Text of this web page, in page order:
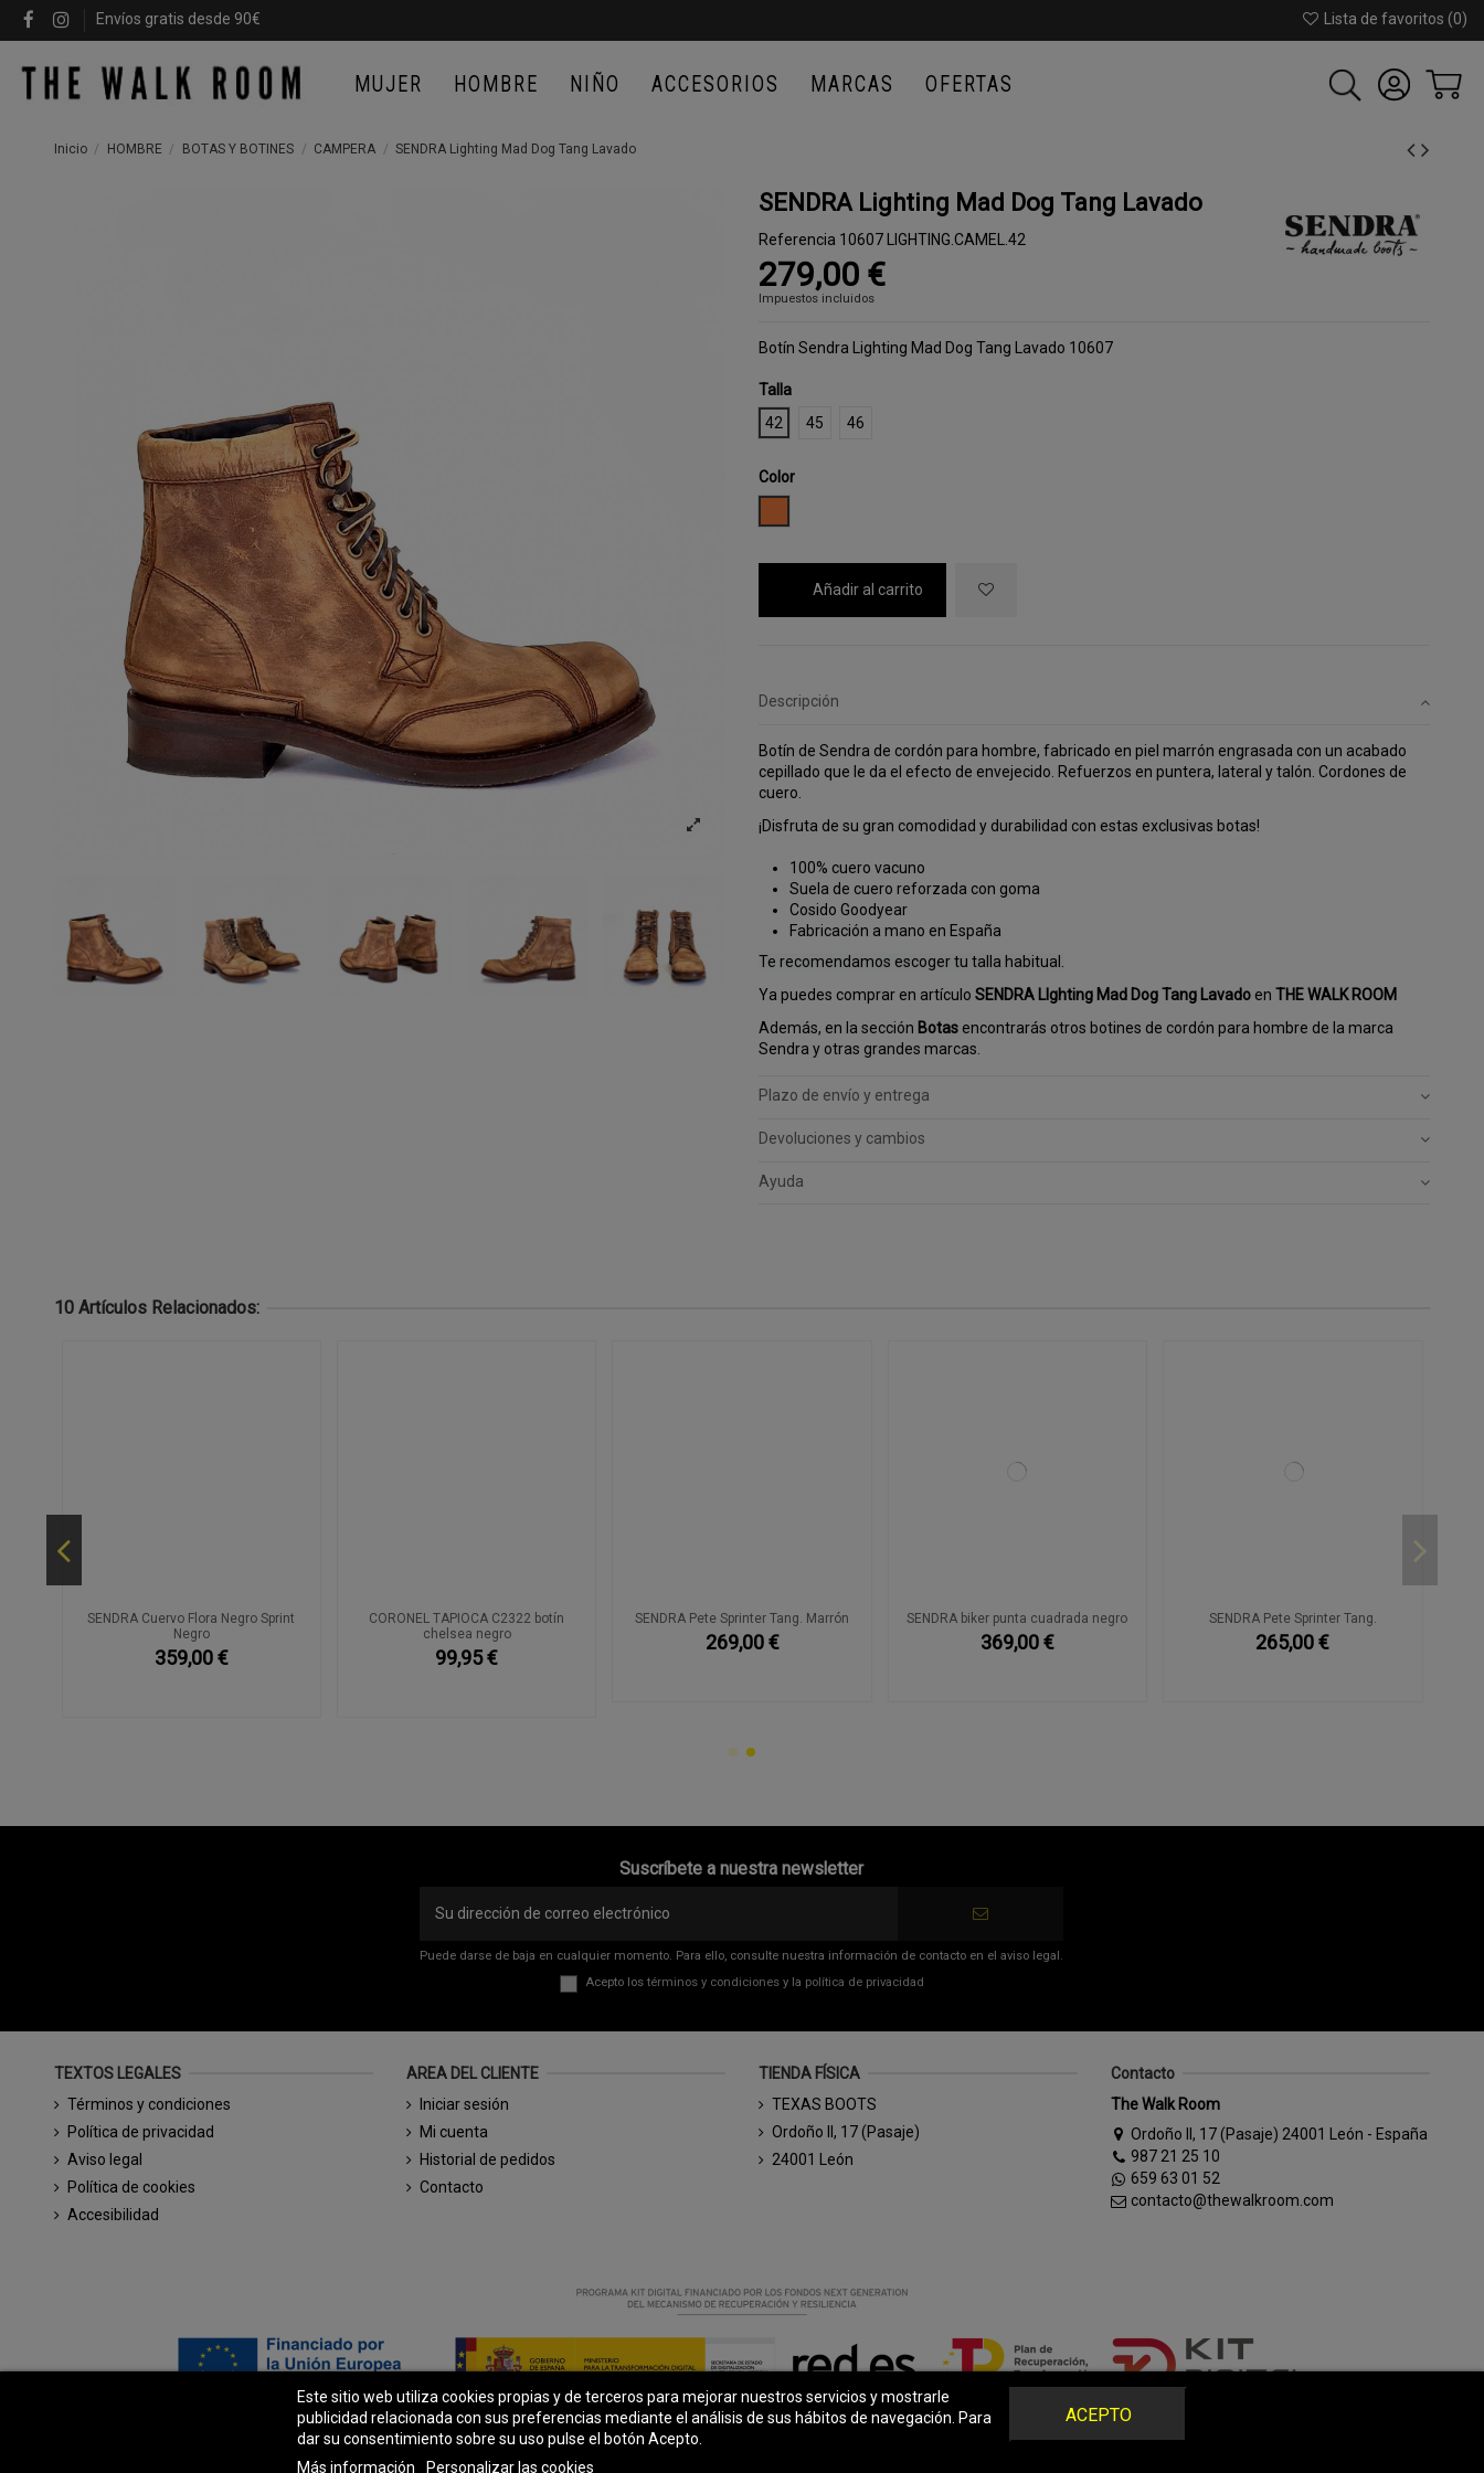
Envíos gratis desde 90€ Lista de favoritos (0)
MUJER HOMBRE NIÑO ACCESORIOS MARCAS OFERTAS
Inicio HOMBRE BOTAS Y BOTINES CAMPERA SENDRA Lighting Mad Dog Tang Lavado
SENDRA Lighting Mad Dog Tang Lavado
Referencia 10607 LIGHTING.CAMEL.42
279,00 €
Impuestos incluidos
Botín Sendra Lighting Mad Dog Tang Lavado 10607
Talla
42
45 46
Color
Añadir al carrito
Descripción
Botín de Sendra de cordón para hombre, fabricado en piel marrón engrasada con un acabado
cepillado que le da el efecto de envejecido. Refuerzos en puntera, lateral y talón. Cordones de
cuero.
¡Disfruta de su gran comodidad y durabilidad con estas exclusivas botas!
100% cuero vacuno
Suela de cuero reforzada con goma
Cosido Goodyear
Fabricación a mano en España
Te recomendamos escoger tu talla habitual.
Ya puedes comprar en artículo SENDRA LIghting Mad Dog Tang Lavado en THE WALK ROOM
Además, en la sección Botasencontrarás otros botines de cordón para hombre de la marca
Sendra y otras grandes marcas.
Plazo de envío y entrega
Devoluciones y cambios
Ayuda
10 Artículos Relacionados:
SENDRA Cuervo Flora Negro Sprint
Negro
359,00 €
CORONEL TAPIOCA C2322 botín
chelsea negro
99,95 €
SENDRA Pete Sprinter Tang. Marrón
269,00 €
SENDRA biker punta cuadrada negro
369,00 €
SENDRA Pete Sprinter Tang.
265,00 €
Suscríbete a nuestra newsletter
Puede darse de baja en cualquier momento. Para ello, consulte nuestra información de contacto en el aviso legal.
Acepto los términos y condicionesy la política de privacidad
TEXTOS LEGALES
Términos y condiciones
Política de privacidad
Aviso legal
Política de cookies
Accesibilidad
AREA DEL CLIENTE
Iniciar sesión
Mi cuenta
Historial de pedidos
Contacto
TIENDA FÍSICA
TEXAS BOOTS
Ordoño II, 17 (Pasaje)
24001 León
Contacto
The Walk Room
Ordoño II, 17 (Pasaje) 24001 León - España
987 21 25 10
659 63 01 52
contacto@thewalkroom.com
Este sitio web utiliza cookies propias y de terceros para mejorar nuestros servicios y mostrarle
publicidad relacionada con sus preferencias mediante el análisis de sus hábitos de navegación. Para
dar su consentimiento sobre su uso pulse el botón Acepto.
Más información
Personalizar las cookies
ACEPTO
© Todos los derechos reservados - Powered bybytefactory